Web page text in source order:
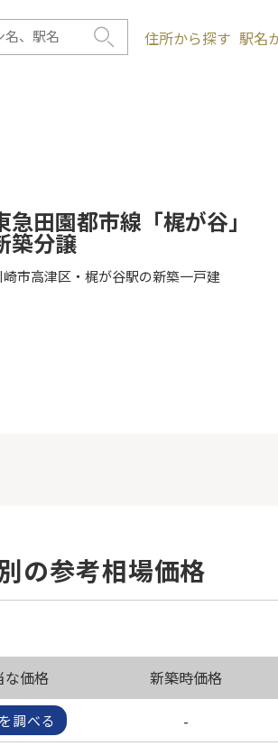
住所から探す 駅名
急田園都市線「梶が谷」
築分譲
崎市高津区・梶が谷駅の新築一戸建
の参考相場価格
な価格
新築時価格
調べる
-